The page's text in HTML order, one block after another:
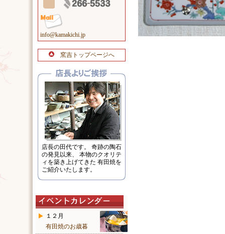
info@kamakichi.jp
窯吉トップページへ
店長の田代です。 奇跡の陶石
の発見以来、 本物のクオリテ
ィを築き上げてきた 有田焼を
ご紹介いたします。
１２月
有田焼のお歳暮